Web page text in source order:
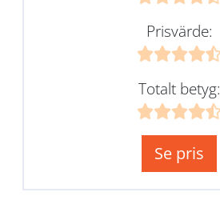
Prisvärde:
Totalt betyg:
Se pris